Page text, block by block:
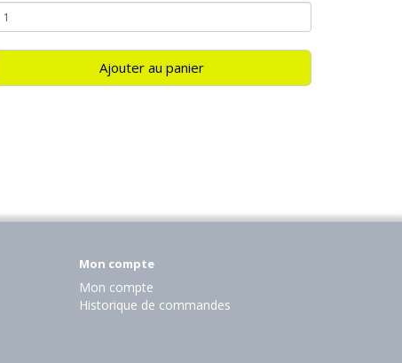
Ajouter au panier
Mon compte
Mon compte
Historique de commandes